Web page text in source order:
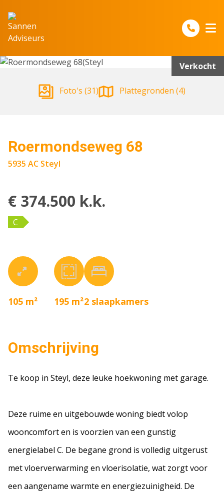
Verkocht
Foto's (31) Plattegronden (4)
Roermondseweg 68
5935 AC Steyl
€ 374.500 k.k.
C
105 m² 195 m²2 slaapkamers
Omschrijving
Te koop in Steyl, deze leuke hoekwoning met garage.
Deze ruime en uitgebouwde woning biedt volop
wooncomfort en is voorzien van een gunstig
energielabel C. De begane grond is volledig uitgerust
met vloerverwarming en vloerisolatie, wat zorgt voor
een aangename warmte en energiezuinigheid. De